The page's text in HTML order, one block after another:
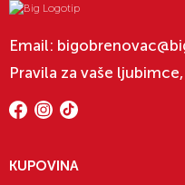
Email:
Pravila za vaše
KUPOVINA